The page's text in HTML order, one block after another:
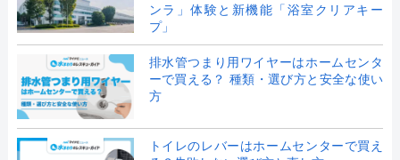
ンラ」体験と新機能「浴室クリアキー
プ」
排水管つまり用ワイヤーはホームセンタ
ーで買える？ 種類・選び方と安全な使い
方
トイレのレバーはホームセンターで買え